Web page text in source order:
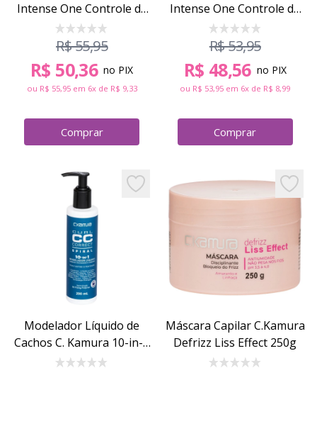
Intense One Controle de
Danos 300ml
R$ 55,95
R$ 50,36 no PIX
ou R$ 55,95em 6x de R$ 9,33
ComprarCondicionador C. Kamura Intense One Controle
Intense One Controle de
Danos 300ml
R$ 53,95
R$ 48,56 no PIX
ou R$ 53,95 em 6x de R$ 8,99
ComprarShampoo
Add to favorites
Modelador Líquido de
Cachos C. Kamura 10-in-1
CC Spiral 200ml
Add
Máscara Capilar C.Kamura
Defrizz Liss Effect 250g